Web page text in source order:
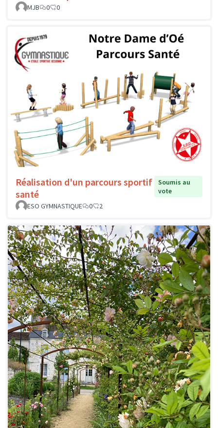
MJB 0 0
Réalisation d'un parcours sportif
santé
Soumis au
vote
ESO GYMNASTIQUE
0 2